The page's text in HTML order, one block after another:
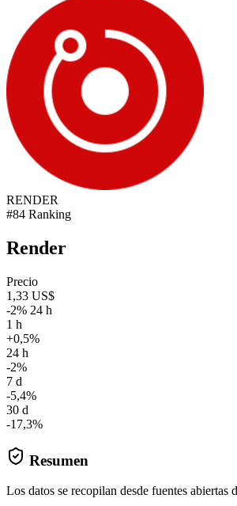
RENDER
#84 Ranking
Render
Precio
1,33 US$
-2% 24 h
1 h
+0,5%
24 h
-2%
7 d
-5,4%
30 d
-17,3%
Resumen
Los datos se recopilan desde fuentes